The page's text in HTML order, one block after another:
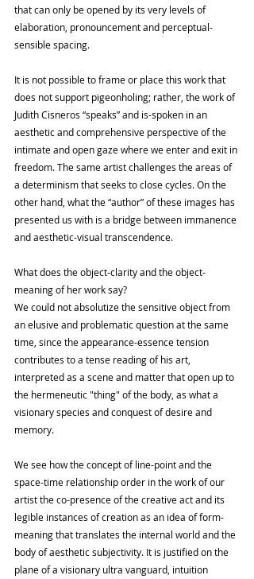
that can only be opened by its very levels of
elaboration, pronouncement and perceptual-
sensible spacing.
It is not possible to frame or place this work that
does not support pigeonholing; rather, the work of
Judith Cisneros “speaks” and is-spoken in an
aesthetic and comprehensive perspective of the
intimate and open gaze where we enter and exit in
freedom. The same artist challenges the areas of
a determinism that seeks to close cycles. On the
other hand, what the “author” of these images has
presented us with is a bridge between immanence
and aesthetic-visual transcendence.
What does the object-clarity and the object-
meaning of her work say?
We could not absolutize the sensitive object from
an elusive and problematic question at the same
time, since the appearance-essence tension
contributes to a tense reading of his art,
interpreted as a scene and matter that open up to
the hermeneutic "thing" of the body, as what a
visionary species and conquest of desire and
memory.
We see how the concept of line-point and the
space-time relationship order in the work of our
artist the co-presence of the creative act and its
legible instances of creation as an idea of ​​form-
meaning that translates the internal world and the
body of aesthetic subjectivity. It is justified on the
plane of a visionary ultra vanguard, intuition